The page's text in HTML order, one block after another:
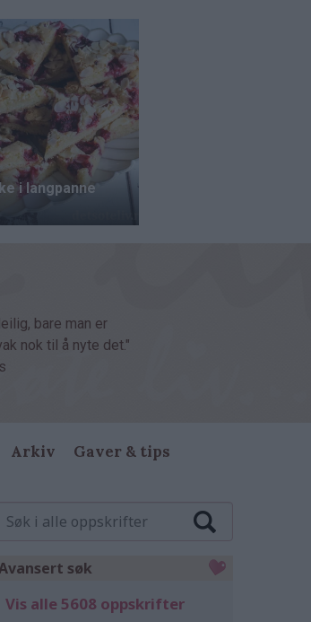
bare man er
nok til å nyte det."
Arkiv Gaver & tips
søk
Vis alle 5608 oppskrifter